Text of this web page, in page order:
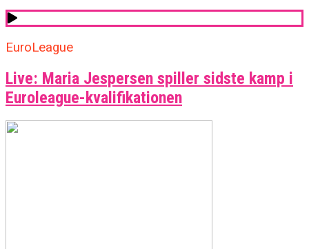
EuroLeague
Live: Maria Jespersen spiller sidste kamp i
Euroleague-kvalifikationen